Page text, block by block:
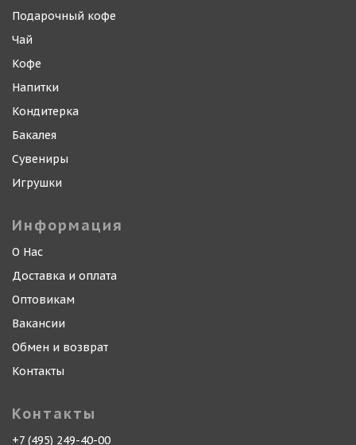
Подарочный кофе
Чай
Кофе
Напитки
Кондитерка
Бакалея
Сувениры
Игрушки
Информация
О Нас
Доставка и оплата
Оптовикам
Вакансии
Обмен и возврат
Контакты
Контакты
+7 (495) 249-40-00